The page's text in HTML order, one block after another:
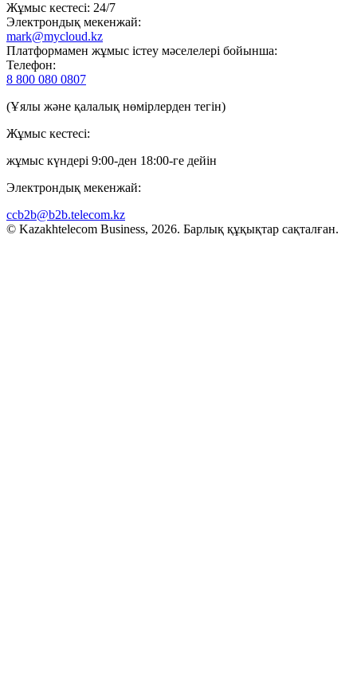
Жұмыс кестесі: 24/7
Электрондық мекенжай:
mark@mycloud.kz
Платформамен жұмыс істеу мәселелері бойынша:
Телефон:
8 800 080 0807
(Ұялы және қалалық нөмірлерден тегін)
Жұмыс кестесі:
жұмыс күндері 9:00-ден 18:00-ге дейін
Электрондық мекенжай:
ccb2b@b2b.telecom.kz
© Kazakhtelecom Business, 2026. Барлық құқықтар сақталған.